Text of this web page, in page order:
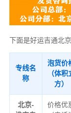
下面是好运吉通北
专线名
称
泡货价
（体积
方）
北京-
价格优